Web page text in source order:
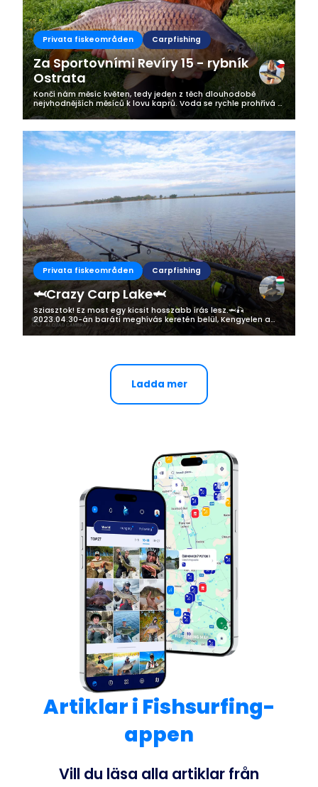
Privata fiskeområden Carpfishing
Za Sportovními Revíry 15 - rybník
Ostrata
Končí nám měsíc květen, tedy jeden z těch dlouhodobě
nejvhodnějších měsíců k lovu kaprů. Voda se rychle prohřívá a
ryby se po zimně cpou, aby měly dostatek energie a živin pro
sebe i budoucí...
Privata fiskeområden Carpfishing
🦈Crazy Carp Lake🦈
Sziasztok! Ez most egy kicsit hosszabb írás lesz.🦈🎣
2023.04.30-án baráti meghívás keretén belül, Kengyelen a
Crazy Carp Lake-n horgásztunk egy napot. Helyszín: Kengyel
- Crazy Carp Lake...
Ladda mer
Artiklar i Fishsurfing-
appen
Vill du läsa alla artiklar från